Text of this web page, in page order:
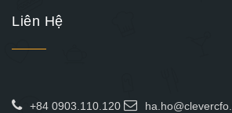
Liên Hệ
+84 0903.110.120